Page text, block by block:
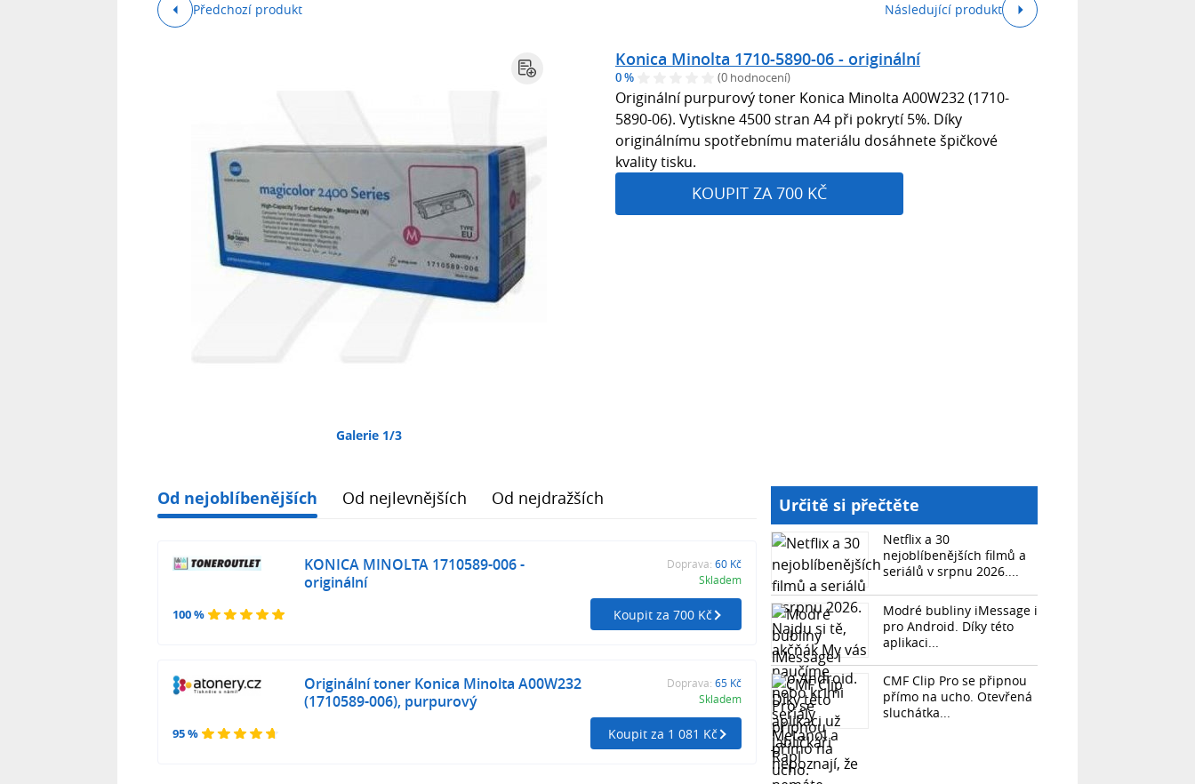
Předchozí produkt Následující produkt
Galerie 1/3
Konica Minolta 1710-5890-06 - originální
0 % (0 hodnocení)
Originální purpurový toner Konica Minolta A00W232 (1710-
5890-06). Vytiskne 4500 stran A4 při pokrytí 5%. Díky
originálnímu spotřebnímu materiálu dosáhnete špičkové
kvality tisku.
KOUPIT ZA 700 KČ
Od nejoblíbenějších Od nejlevnějších Od nejdražších
100 %
KONICA MINOLTA 1710589-006 -
originální
Doprava: 60 Kč
Skladem
Koupit za 700 Kč
95 %
Originální toner Konica Minolta A00W232
(1710589-006), purpurový
Doprava: 65 Kč
Skladem
Koupit za 1 081 Kč
Určitě si přečtěte
Netflix a 30
nejoblíbenějších filmů a
seriálů v srpnu 2026....
Modré bubliny iMessage i
pro Android. Díky této
aplikaci...
CMF Clip Pro se připnou
přímo na ucho. Otevřená
sluchátka...